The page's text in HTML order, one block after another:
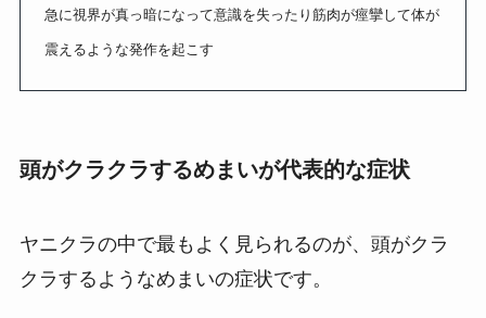
急に視界が真っ暗になって意識を失ったり筋肉が痙攣して体が
震えるような発作を起こす
頭がクラクラするめまいが代表的な症状
ヤニクラの中で最もよく見られるのが、頭がクラ
クラするようなめまいの症状です。